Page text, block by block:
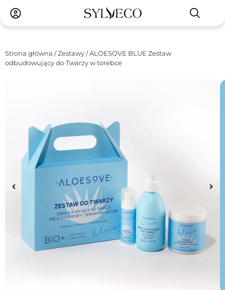
Strona główna /Zestawy/ ALOESOVE BLUE Zestaw
odbudowujący do Twarzy w torebce